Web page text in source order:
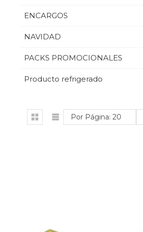
SOL NATURAL
ENCARGOS
NAVIDAD
PACKS PROMOCIONALES
Producto refrigerado
Por Página: 20